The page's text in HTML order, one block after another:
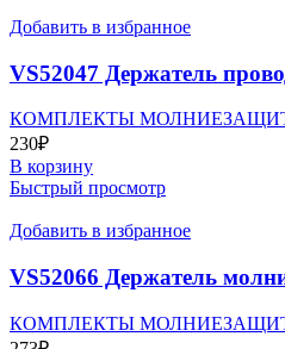
Добавить в избранное
VS52047 Держатель
КОМПЛЕКТЫ
230₽
В корзину
Быстрый просмотр
Добавить в избранное
VS52066 Держатель
КОМПЛЕКТЫ